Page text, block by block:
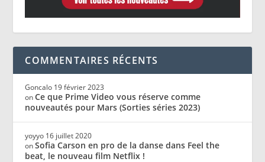
COMMENTAIRES RÉCENTS
Goncalo 19 février 2023
onCe que Prime Video vous réserve comme
nouveautés pour Mars (Sorties séries 2023)
yoyyo 16 juillet 2020
onSofia Carson en pro de la danse dans Feel the
beat, le nouveau film Netflix !